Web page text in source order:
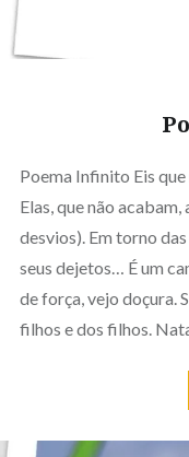
Poema Infinito Eis
Elas, que não
desvios). Em torno
seus dejetos… É um
de força, vejo doçura.
filhos e dos filhos.